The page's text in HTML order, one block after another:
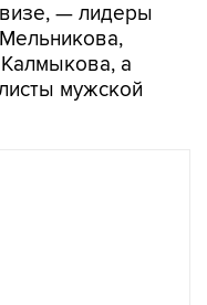
— лидеры
а
мужской